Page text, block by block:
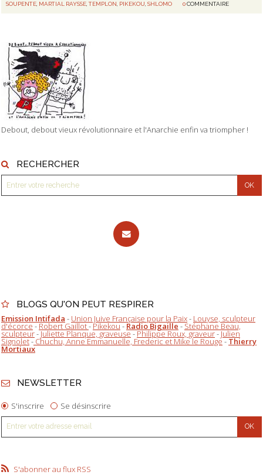
Debout, debout vieux révolutionnaire et l'Anarchie enfin va triompher !
RECHERCHER
BLOGS QU'ON PEUT RESPIRER
Emission Intifada - Union Juive Française pour la Paix- Louyse, sculpteur
d'écorce-Robert Gaillot-Pikekou-Radio Bigaille-Stéphane Beau,
sculpteur-Juliette Planque, graveuse-Philippe Roux, graveur-Julien
Signolet-Chuchu, Anne Emmanuelle, Frederic et Mike le Rouge-Thierry
Mortiaux
NEWSLETTER
S'inscrire Se désinscrire
S'abonner au flux RSS
SOUPENTE, MARTIAL RAYSSE,TEMPLON, PIKEKOU,SHLOMO 0 COMMENTAIRE